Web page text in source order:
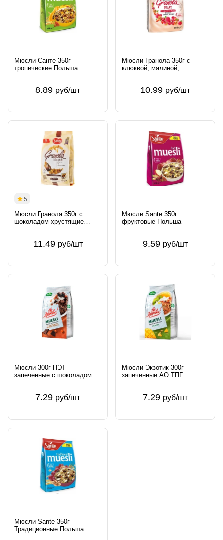
Мюсли Санте 350г
тропические Польша
8.89 руб/шт
Мюсли Гранола 350г с
клюквой, малиной,
10.99 руб/шт
5
Мюсли Гранола 350г с
шоколадом хрустящие
11.49 руб/шт
Мюсли Sante 350г
фруктовые Польша
9.59 руб/шт
Мюсли 300г ПЭТ
запеченные с шоколадом и
7.29 руб/шт
Мюсли Экзотик 300г
запеченные АО ТПГ
7.29 руб/шт
Мюсли Sante 350г
Традиционные Польша